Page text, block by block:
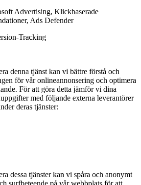
Advertising, Klickbaserade
Ads Defender
Tracking
denna tjänst kan vi bättre förstå och
för vår onlineannonsering och optimera
För att göra detta jämför vi dina
med följande externa leverantörer
deras tjänster:
dessa tjänster kan vi spåra och anonymt